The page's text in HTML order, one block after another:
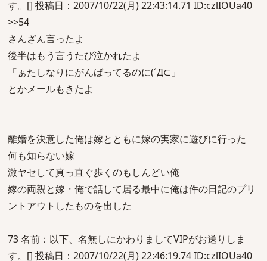
す。[] 投稿日：2007/10/22(月) 22:43:14.71 ID:czlIOUa40
>>54
さんざん言ったよ
後半はもう言うたび泣かれたよ
「ぁたしなりにがんばってるのに(´Д⊂」
とかメールもきたよ
離婚を決意した俺は嫁とともに嫁の実家に遊びに行った
何も知らない嫁
激ヤセして真っ直ぐ歩くのもしんどい俺
嫁の両親と嫁・俺で話して居る最中に俺は件の日記のプリ
ントアウトしたものを出した
73 名前：以下、名無しにかわりましてVIPがお送りしま
す。[] 投稿日：2007/10/22(月) 22:46:19.74 ID:czlIOUa40